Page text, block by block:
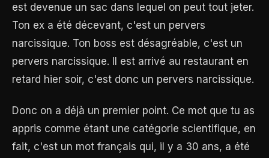
est devenue un sac dans lequel on peut tout jeter.
Ton ex a été décevant, c'est un pervers
narcissique. Ton boss est désagréable, c'est un
pervers narcissique. Il est arrivé au restaurant en
retard hier soir, c'est donc un pervers narcissique.
Donc on a déjà un premier point. Ce mot que tu as
appris comme étant une catégorie scientifique, en
fait, c'est un mot français qui, il y a 30 ans, a été